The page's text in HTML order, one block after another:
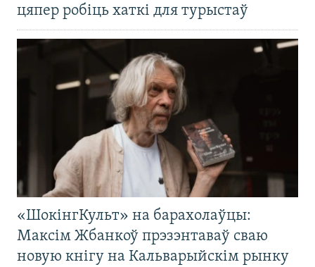
цяпер робіць хаткі для турыстаў
«ШокінгКульт» на барахолаўцы:
Максім Жбанкоў прэзэнтаваў сваю
новую кнігу на Кальварыйскім рынку